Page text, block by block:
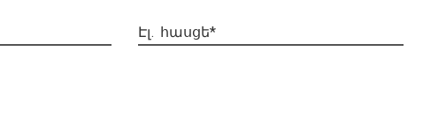
Էլ. հասցե*